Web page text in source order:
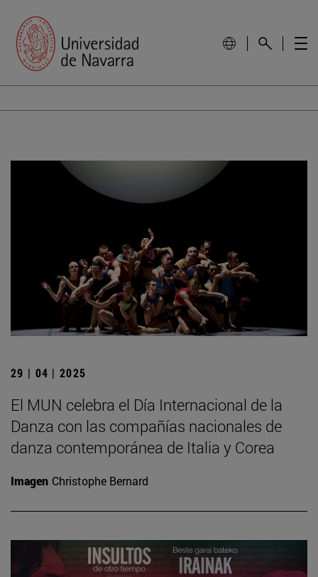
29 | 04 | 2025
El MUN celebra el Día Internacional de la
Danza con las compañías nacionales de
danza contemporánea de Italia y Corea
Imagen Christophe Bernard